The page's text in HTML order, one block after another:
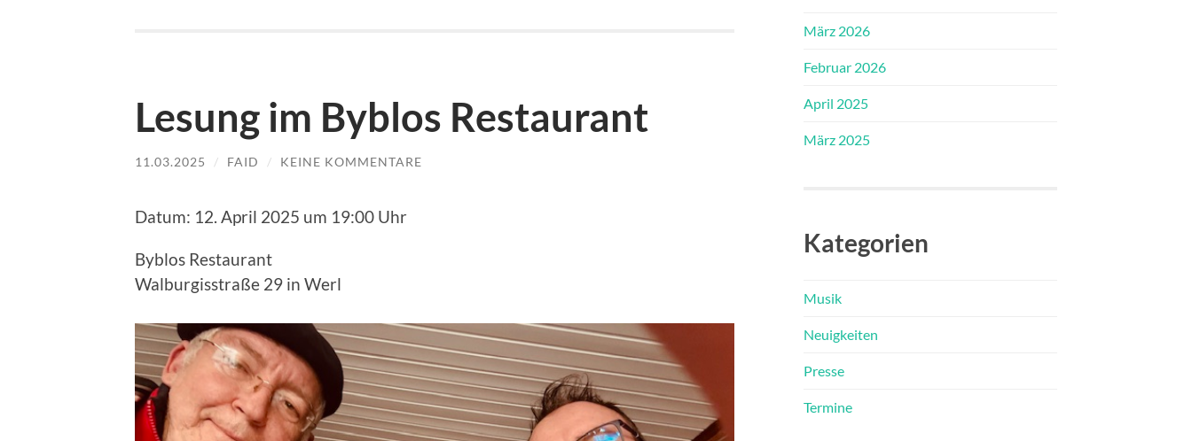
Lesung im Byblos Restaurant
11.03.2025 / FAID / KEINE KOMMENTARE
Datum: 12. April 2025 um 19:00 Uhr
Byblos Restaurant
Walburgisstraße 29 in Werl
März 2026
Februar 2026
April 2025
März 2025
Kategorien
Musik
Neuigkeiten
Presse
Termine